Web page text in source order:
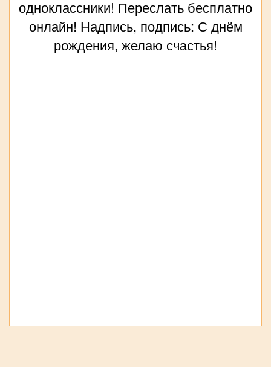
одноклассники! Переслать бесплатно
онлайн! Надпись, подпись: С днём
рождения, желаю счастья!